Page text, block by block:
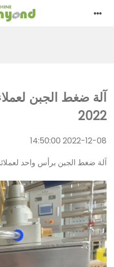
آلة ضغط الجبن
2022
2022-12-08 14:50:00
آلة ضغط الجبن برأس واحد